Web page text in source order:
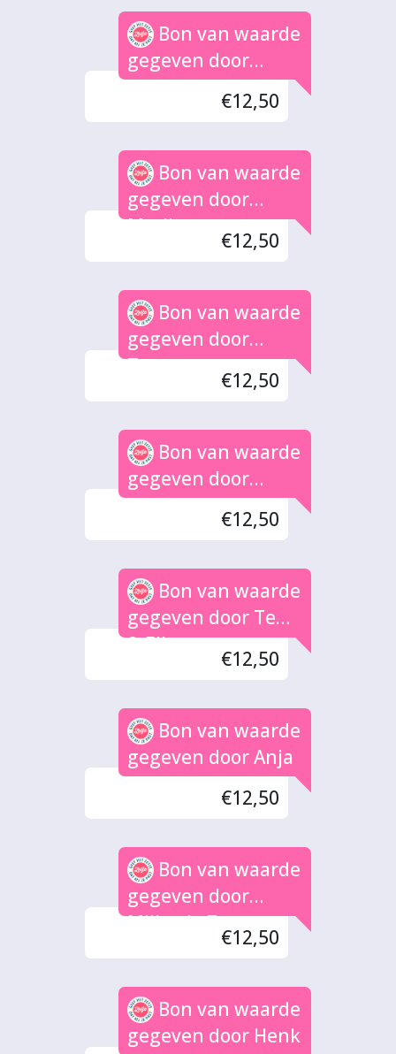
Bon van waarde
gegeven door
nathalie
€12,50
Bon van waarde
gegeven door
Marijn
€12,50
Bon van waarde
gegeven door
Tonny
€12,50
Bon van waarde
gegeven door
Ezgom
€12,50
Bon van waarde
gegeven door Teus
& Ellen
€12,50
Bon van waarde
gegeven door Anja
€12,50
Bon van waarde
gegeven door
Mijke de Zoeten
€12,50
Bon van waarde
gegeven door Henk